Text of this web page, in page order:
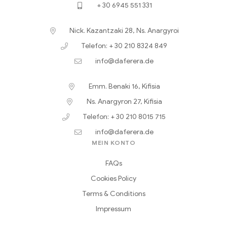
+ 30 6945 551 331
Nick. Kazantzaki 28, Ns. Anargyroi
Telefon: + 30 210 8324 849
info@daferera.de
Emm. Benaki 16, Kifisia
Ns. Anargyron 27, Kifisia
Telefon: + 30 210 8015 715
info@daferera.de
MEIN KONTO
FAQs
Cookies Policy
Terms & Conditions
Impressum